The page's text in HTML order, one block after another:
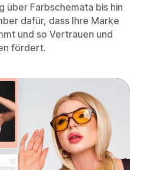
über Farbschemata bis hin
dafür, dass Ihre Marke
und so Vertrauen und
fördert.